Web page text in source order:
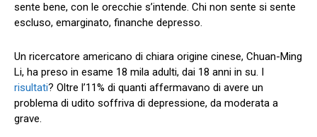
sente bene, con le orecchie s’intende. Chi non sente si sente
escluso, emarginato, finanche depresso.
Un ricercatore americano di chiara origine cinese, Chuan-Ming
Li, ha preso in esame 18 mila adulti, dai 18 anni in su. I
risultati? Oltre l’11% di quanti affermavano di avere un
problema di udito soffriva di depressione, da moderata a
grave.